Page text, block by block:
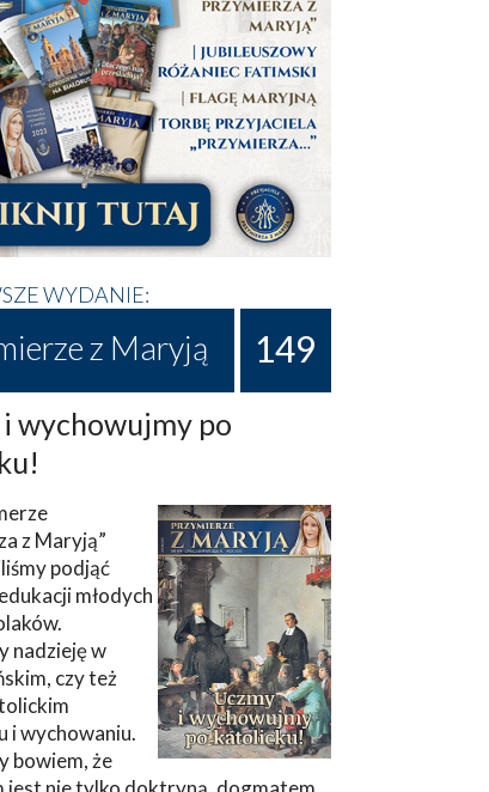
WYDANIE:
z Maryją 149
wychowujmy po
z Maryją”
podjąć
młodych
nadzieję w
czy też
i wychowaniu.
bowiem, że